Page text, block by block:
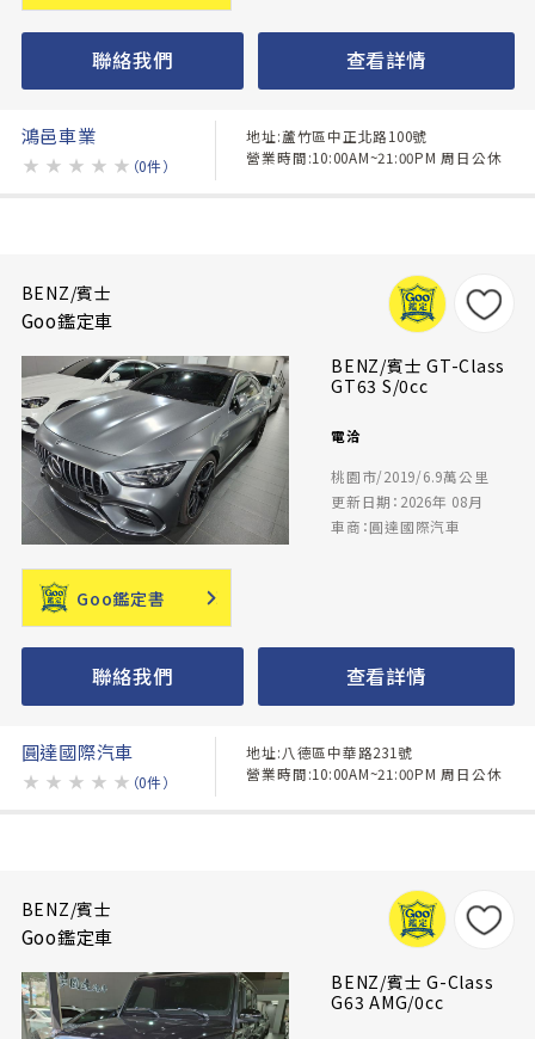
聯絡我們 查看詳情
鴻邑車業
★ ★ ★ ★ ★ （0件）
地址:蘆竹區中正北路100號
營業時間:10:00AM~21:00PM 周日公休
BENZ/賓士
Goo鑑定車
BENZ/賓士 GT-Class
GT63 S/0cc
電洽
桃園市/2019/6.9萬公里
更新日期：2026年 08月
車商：圓達國際汽車
Goo鑑定書
聯絡我們 查看詳情
圓達國際汽車
★ ★ ★ ★ ★ （0件）
地址:八德區中華路231號
營業時間:10:00AM~21:00PM 周日公休
BENZ/賓士
Goo鑑定車
BENZ/賓士 G-Class
G63 AMG/0cc